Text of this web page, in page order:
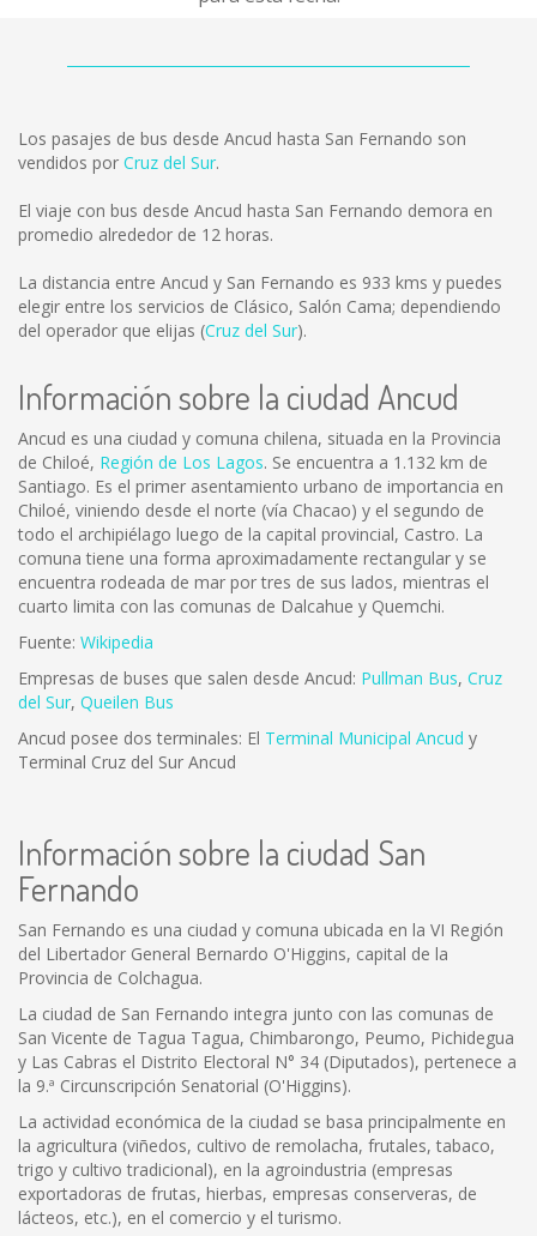
Los pasajes de bus desde Ancud hasta San Fernando son
vendidos por Cruz del Sur.
El viaje con bus desde Ancud hasta San Fernando demora en
promedio alrededor de 12 horas.
La distancia entre Ancud y San Fernando es 933 kms y puedes
elegir entre los servicios de Clásico, Salón Cama; dependiendo
del operador que elijas (Cruz del Sur).
Información sobre la ciudad Ancud
Ancud es una ciudad y comuna chilena, situada en la Provincia
de Chiloé, Región de Los Lagos. Se encuentra a 1.132 km de
Santiago. Es el primer asentamiento urbano de importancia en
Chiloé, viniendo desde el norte (vía Chacao) y el segundo de
todo el archipiélago luego de la capital provincial, Castro. La
comuna tiene una forma aproximadamente rectangular y se
encuentra rodeada de mar por tres de sus lados, mientras el
cuarto limita con las comunas de Dalcahue y Quemchi.
Fuente: Wikipedia
Empresas de buses que salen desde Ancud: Pullman Bus, Cruz
del Sur, Queilen Bus
Ancud posee dos terminales: El Terminal Municipal Ancud y
Terminal Cruz del Sur Ancud
Información sobre la ciudad San
Fernando
San Fernando es una ciudad y comuna ubicada en la VI Región
del Libertador General Bernardo O'Higgins, capital de la
Provincia de Colchagua.
La ciudad de San Fernando integra junto con las comunas de
San Vicente de Tagua Tagua, Chimbarongo, Peumo, Pichidegua
y Las Cabras el Distrito Electoral N° 34 (Diputados), pertenece a
la 9.ª Circunscripción Senatorial (O'Higgins).
La actividad económica de la ciudad se basa principalmente en
la agricultura (viñedos, cultivo de remolacha, frutales, tabaco,
trigo y cultivo tradicional), en la agroindustria (empresas
exportadoras de frutas, hierbas, empresas conserveras, de
lácteos, etc.), en el comercio y el turismo.